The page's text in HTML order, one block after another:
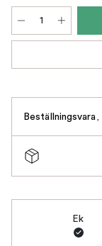
Beställningsvara,
Ek